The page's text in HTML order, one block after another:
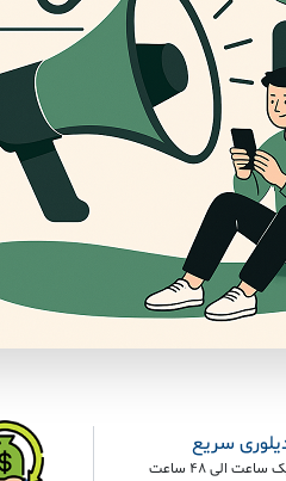
سریع
ساعت الی 48 ساعت